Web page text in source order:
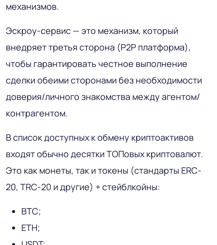
механизмов.
Эскроу-сервис — это механизм, который
внедряет третья сторона (P2P платформа),
чтобы гарантировать честное выполнение
сделки обеими сторонами без необходимости
доверия/личного знакомства между агентом/
контрагентом.
В список доступных к обмену криптоактивов
входят обычно десятки ТОПовых криптовалют.
Это как монеты, так и токены (стандарты ERC-
20, TRC-20 и другие) + стейблкойны:
BTC;
ETH;